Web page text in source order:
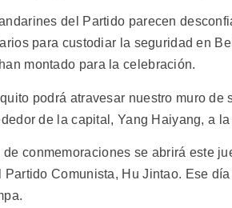
del Partido parecen
para custodiar la seguridad en
montado para la celebración.
podrá atravesar nuestro muro
de la capital, Yang Haiyang, a
de conmemoraciones se abrirá este
Partido Comunista, Hu Jintao. Ese